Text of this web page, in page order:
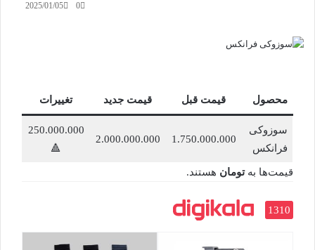
2025/01/05 0
محصول قیمت قبل قیمت جدید تغییرات
سوزوکی
فرانکس
1.750.000.000
2.000.000.000
250.000.000
🔺
قیمت‌ها بهتومان هستند.
1310